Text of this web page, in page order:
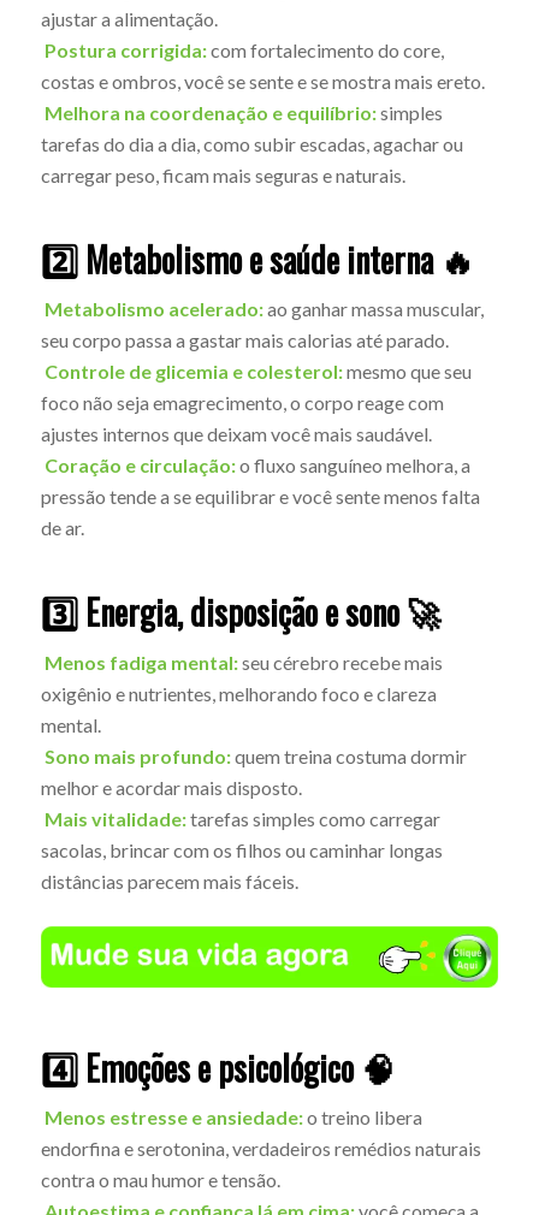
ajustar a alimentação.
Postura corrigida:com fortalecimento do core,
costas e ombros, você se sente e se mostra mais ereto.
Melhora na coordenação e equilíbrio:simples
tarefas do dia a dia, como subir escadas, agachar ou
carregar peso, ficam mais seguras e naturais.
2️⃣ Metabolismo e saúde interna 🔥
Metabolismo acelerado:ao ganhar massa muscular,
seu corpo passa a gastar mais calorias até parado.
Controle de glicemia e colesterol:mesmo que seu
foco não seja emagrecimento, o corpo reage com
ajustes internos que deixam você mais saudável.
Coração e circulação:o fluxo sanguíneo melhora, a
pressão tende a se equilibrar e você sente menos falta
de ar.
3️⃣ Energia, disposição e sono 🚀
Menos fadiga mental:seu cérebro recebe mais
oxigênio e nutrientes, melhorando foco e clareza
mental.
Sono mais profundo:quem treina costuma dormir
melhor e acordar mais disposto.
Mais vitalidade:tarefas simples como carregar
sacolas, brincar com os filhos ou caminhar longas
distâncias parecem mais fáceis.
4️⃣ Emoções e psicológico 🧠
Menos estresse e ansiedade:o treino libera
endorfina e serotonina, verdadeiros remédios naturais
contra o mau humor e tensão.